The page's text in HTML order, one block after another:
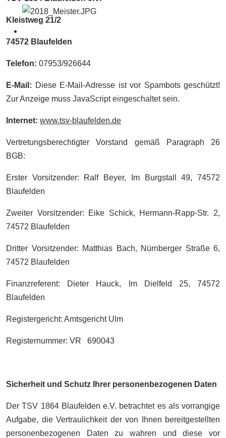
Kleistweg 21/2
74572 Blaufelden
Telefon: 07953/926644
E-Mail: Diese E-Mail-Adresse ist vor Spambots geschützt!
Zur Anzeige muss JavaScript eingeschaltet sein.
Internet: www.tsv-blaufelden.de
Vertretungsberechtigter Vorstand gemäß Paragraph 26
BGB:
Erster Vorsitzender: Ralf Beyer, Im Burgstall 49, 74572
Blaufelden
Zweiter Vorsitzender: Eike Schick, Hermann-Rapp-Str. 2,
74572 Blaufelden
Dritter Vorsitzender: Matthias Bach, Nürnberger Straße 6,
74572 Blaufelden
Finanzreferent: Dieter Hauck, Im Dielfeld 25, 74572
Blaufelden
Registergericht: Amtsgericht Ulm
Registernummer: VR 690043
Sicherheit und Schutz Ihrer personenbezogenen Daten
Der TSV 1864 Blaufelden e.V. betrachtet es als vorrangige
Aufgabe, die Vertraulichkeit der von Ihnen bereitgestellten
personenbezogenen Daten zu wahren und diese vor